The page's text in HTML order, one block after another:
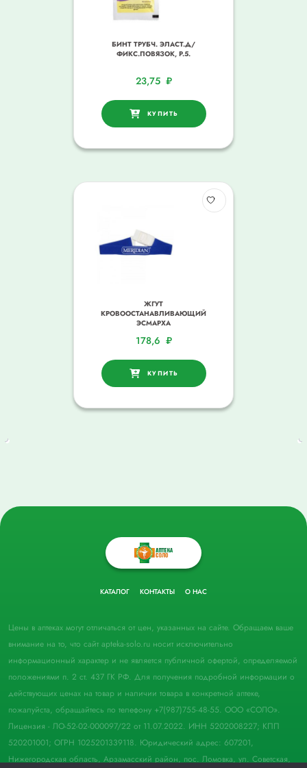
БИНТ ТРУБЧ. ЭЛАСТ.Д/
ФИКС.ПОВЯЗОК, Р.5.
23,75 ₽
КУПИТЬ
ЖГУТ
КРОВООСТАНАВЛИВАЮЩИЙ
ЭСМАРХА
178,6 ₽
КУПИТЬ
КАТАЛОГ КОНТАКТЫ О НАС
Цены в аптеках могут отличаться от цен, указанных на сайте. Обращаем ваше
внимание на то, что сайт apteka-solo.ru носит исключительно
информационный характер и не является публичной офертой, определяемой
положениями п. 2 ст. 437 ГК РФ. Для получения подробной информации о
действующих ценах на товар и наличии товара в конкретной аптеке,
пожалуйста, обращайтесь по телефону +7(987)755-48-55. ООО «СОЛО».
Лицензия - ЛО-52-02-000097/22 от 11.07.2022. ИНН 5202008227; КПП
520201001; ОГРН 1025201339118. Юридический адрес: 607201,
Нижегородская область, Арзамасский район, пос. Ломовка, ул. Советская,